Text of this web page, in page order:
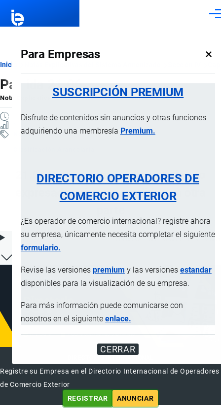
Para Empresas ×
SUSCRIPCIÓN PREMIUM
Disfrute de contenidos sin anuncios y otras funciones
adquiriendo una membresía Premium.
DIRECTORIO OPERADORES DE
COMERCIO EXTERIOR
¿Es operador de comercio internacional? registre ahora
su empresa, únicamente necesita completar el siguiente
formulario.
Revise las versiones premium y las versiones estandar
disponibles para la visualización de su empresa.
Para más información puede comunicarse con
nosotros en el siguiente enlace.
CERRAR
Ruta
de
navegación
Inicio
Partida 21.06
Nota Explicativa porImportaciones …, 17 Julio, 2024
8 MINUTOS
Notas Explicativas
21.06 Preparaciones alimenticias no
expresadas ni comprendidas en otra
ÍNDICE DE CONTENIDOS
Registre su Empresa en el Directorio Internacional de Operadores
de Comercio Exterior
REGISTRAR
ANUNCIAR